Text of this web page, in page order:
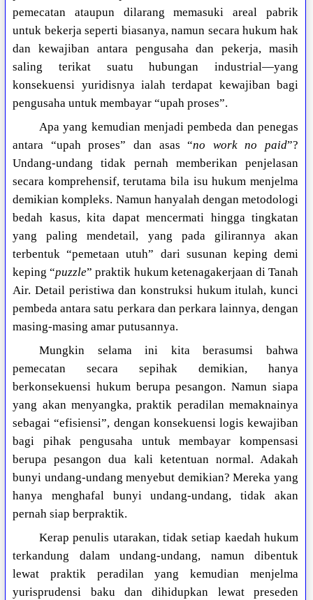
pemecatan ataupun dilarang memasuki areal pabrik
untuk bekerja seperti biasanya, namun secara hukum hak
dan kewajiban antara pengusaha dan pekerja, masih
saling terikat suatu hubungan industrial—yang
konsekuensi yuridisnya ialah terdapat kewajiban bagi
pengusaha untuk membayar “upah proses”.
Apa yang kemudian menjadi pembeda dan penegas
antara “upah proses” dan asas “no work no paid”?
Undang-undang tidak pernah memberikan penjelasan
secara komprehensif, terutama bila isu hukum menjelma
demikian kompleks. Namun hanyalah dengan metodologi
bedah kasus, kita dapat mencermati hingga tingkatan
yang paling mendetail, yang pada gilirannya akan
terbentuk “pemetaan utuh” dari susunan keping demi
keping “puzzle” praktik hukum ketenagakerjaan di Tanah
Air. Detail peristiwa dan konstruksi hukum itulah, kunci
pembeda antara satu perkara dan perkara lainnya, dengan
masing-masing amar putusannya.
Mungkin selama ini kita berasumsi bahwa
pemecatan secara sepihak demikian, hanya
berkonsekuensi hukum berupa pesangon. Namun siapa
yang akan menyangka, praktik peradilan memaknainya
sebagai “efisiensi”, dengan konsekuensi logis kewajiban
bagi pihak pengusaha untuk membayar kompensasi
berupa pesangon dua kali ketentuan normal. Adakah
bunyi undang-undang menyebut demikian? Mereka yang
hanya menghafal bunyi undang-undang, tidak akan
pernah siap berpraktik.
Kerap penulis utarakan, tidak setiap kaedah hukum
terkandung dalam undang-undang, namun dibentuk
lewat praktik peradilan yang kemudian menjelma
yurisprudensi baku dan dihidupkan lewat preseden